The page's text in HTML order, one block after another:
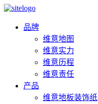
品牌
维意地图
维意实力
维意历程
维意责任
产品
维意地板装饰纸